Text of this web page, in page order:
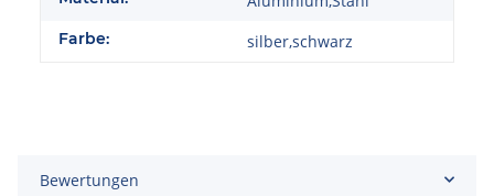
Farbe: silber,schwarz
Bewertungen